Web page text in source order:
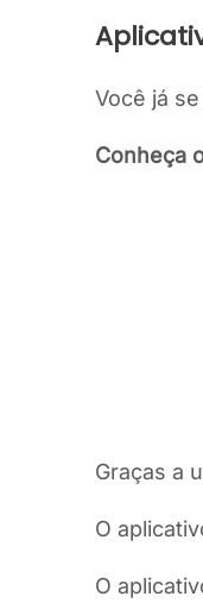
Você já
Conheça
Graças a
O
O